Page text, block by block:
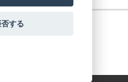
する